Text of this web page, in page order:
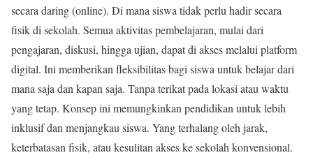
secara daring (online). Di mana siswa tidak perlu hadir secara
fisik di sekolah. Semua aktivitas pembelajaran, mulai dari
pengajaran, diskusi, hingga ujian, dapat di akses melalui platform
digital. Ini memberikan fleksibilitas bagi siswa untuk belajar dari
mana saja dan kapan saja. Tanpa terikat pada lokasi atau waktu
yang tetap. Konsep ini memungkinkan pendidikan untuk lebih
inklusif dan menjangkau siswa. Yang terhalang oleh jarak,
keterbatasan fisik, atau kesulitan akses ke sekolah konvensional.